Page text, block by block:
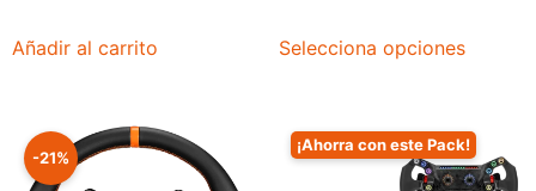
Añadir al carrito Selecciona opciones
-21%
¡Ahorra con este Pack!